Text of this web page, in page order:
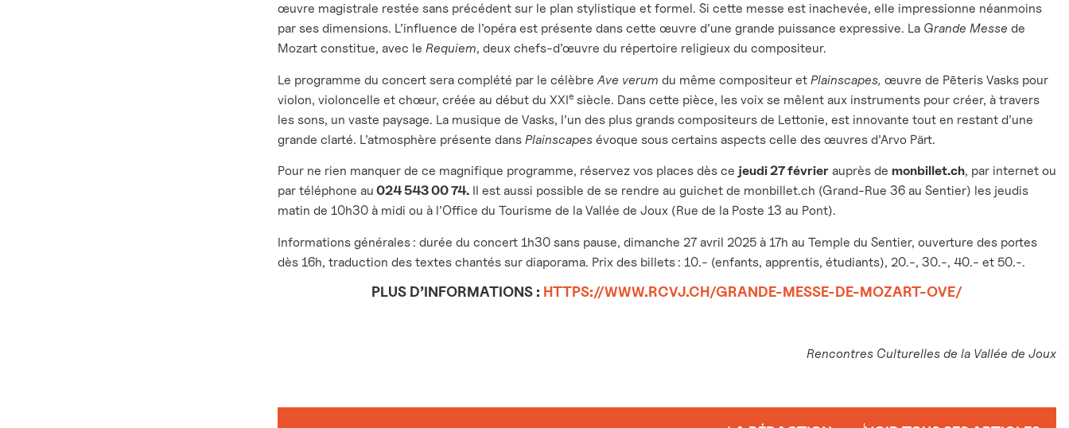
œuvre magistrale restée sans précédent sur le plan stylistique et formel. Si cette messe est inachevée, elle impressionne néanmoins
par ses dimensions. L’influence de l’opéra est présente dans cette œuvre d’une grande puissance expressive. La Grande Messe de
Mozart constitue, avec le Requiem, deux chefs-d’œuvre du répertoire religieux du compositeur.
Le programme du concert sera complété par le célèbre Ave verum du même compositeur et Plainscapes, œuvre de Pēteris Vasks pour
violon, violoncelle et chœur, créée au début du XXIe siècle. Dans cette pièce, les voix se mêlent aux instruments pour créer, à travers
les sons, un vaste paysage. La musique de Vasks, l’un des plus grands compositeurs de Lettonie, est innovante tout en restant d’une
grande clarté. L’atmosphère présente dans Plainscapes évoque sous certains aspects celle des œuvres d’Arvo Pärt.
Pour ne rien manquer de ce magnifique programme, réservez vos places dès ce jeudi 27 février auprès de monbillet.ch, par internet ou
par téléphone au 024 543 00 74. Il est aussi possible de se rendre au guichet de monbillet.ch (Grand-Rue 36 au Sentier) les jeudis
matin de 10h30 à midi ou à l’Office du Tourisme de la Vallée de Joux (Rue de la Poste 13 au Pont).
Informations générales : durée du concert 1h30 sans pause, dimanche 27 avril 2025 à 17h au Temple du Sentier, ouverture des portes
dès 16h, traduction des textes chantés sur diaporama. Prix des billets : 10.- (enfants, apprentis, étudiants), 20.-, 30.-, 40.- et 50.-.
PLUS D’INFORMATIONS : HTTPS://WWW.RCVJ.CH/GRANDE-MESSE-DE-MOZART-OVE/
Rencontres Culturelles de la Vallée de Joux